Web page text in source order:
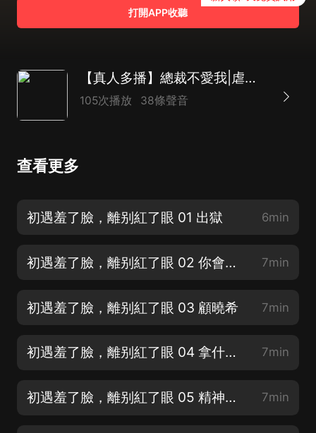
打開APP收聽
【真人多播】總裁不愛我|虐戀|霸總|強寵|都市言情 |初遇羞了臉，離别紅了眼
105次播放 38條聲音
查看更多
初遇羞了臉，離别紅了眼 01 出獄 6min
初遇羞了臉，離别紅了眼 02 你會痛嗎 7min
初遇羞了臉，離别紅了眼 03 顧曉希 7min
初遇羞了臉，離别紅了眼 04 拿什麼和她爭 7min
初遇羞了臉，離别紅了眼 05 精神病院 7min